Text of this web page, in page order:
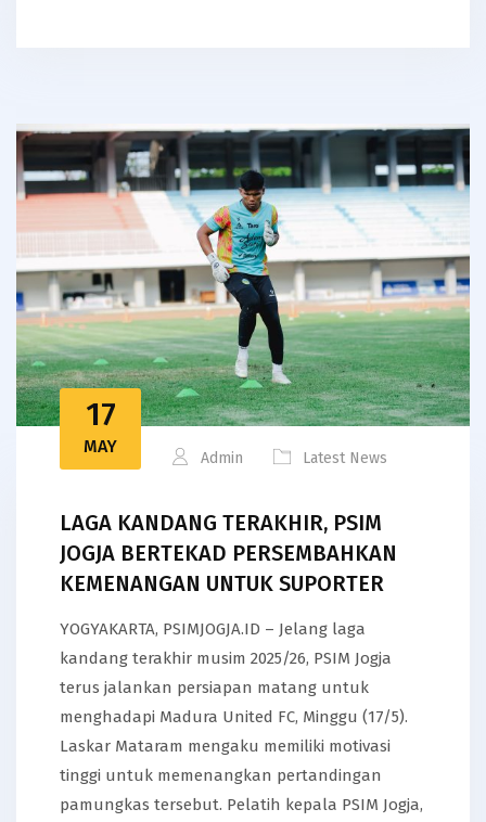
17
MAY
Admin Latest News
LAGA KANDANG TERAKHIR, PSIM
JOGJA BERTEKAD PERSEMBAHKAN
KEMENANGAN UNTUK SUPORTER
YOGYAKARTA, PSIMJOGJA.ID – Jelang laga
kandang terakhir musim 2025/26, PSIM Jogja
terus jalankan persiapan matang untuk
menghadapi Madura United FC, Minggu (17/5).
Laskar Mataram mengaku memiliki motivasi
tinggi untuk memenangkan pertandingan
pamungkas tersebut. Pelatih kepala PSIM Jogja,